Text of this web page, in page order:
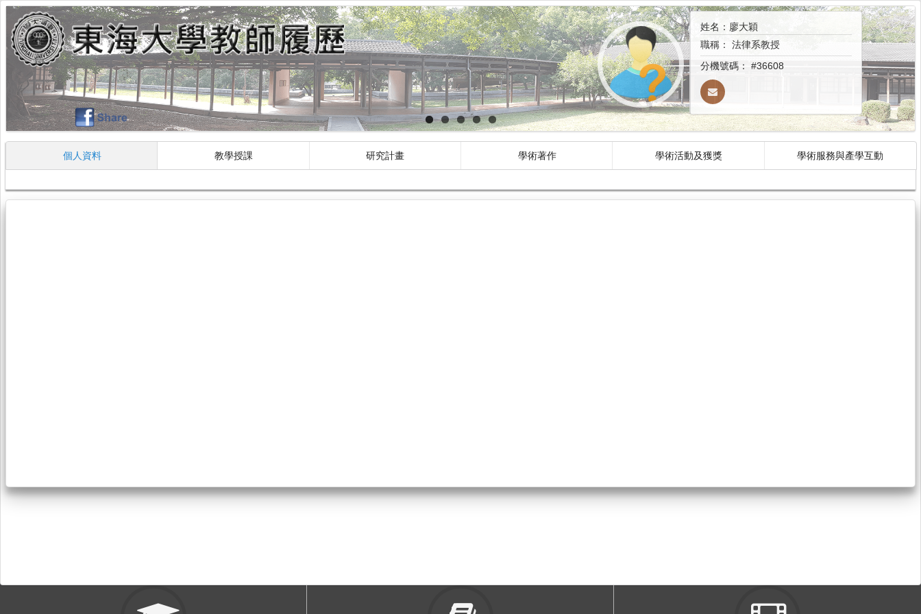
姓名：廖大穎
職稱： 法律系教授
分機號碼： #36608
個人資料 教學授課 研究計畫 學術著作 學術活動及獲獎 學術服務與產學互動